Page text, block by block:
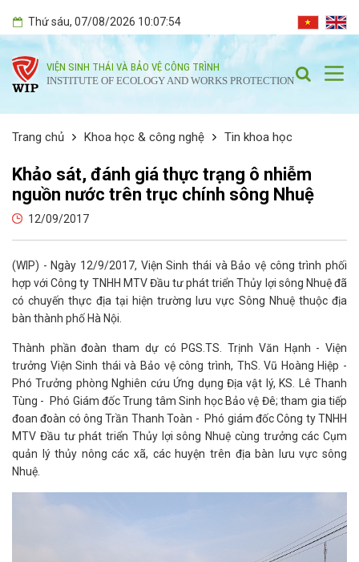
Thứ sáu, 07/08/2026 10:07:55
VIỆN SINH THÁI VÀ BẢO VỆ CÔNG TRÌNH
INSTITUTE OF ECOLOGY AND WORKS PROTECTION
Trang chủ Khoa học & công nghệ Tin khoa học
Khảo sát, đánh giá thực trạng ô nhiễm
nguồn nước trên trục chính sông Nhuệ
12/09/2017
(WIP) - Ngày 12/9/2017, Viện Sinh thái và Bảo vệ công trình phối
hợp với Công ty TNHH MTV Đầu tư phát triển Thủy lợi sông Nhuệ đã
có chuyến thực địa tại hiện trường lưu vực Sông Nhuệ thuộc địa
bàn thành phố Hà Nội.
Thành phần đoàn tham dự có PGS.TS. Trịnh Văn Hạnh - Viện
trưởng Viện Sinh thái và Bảo vệ công trình, ThS. Vũ Hoàng Hiệp -
Phó Trưởng phòng Nghiên cứu Ứng dụng Địa vật lý, KS. Lê Thanh
Tùng - Phó Giám đốc Trung tâm Sinh học Bảo vệ Đê; tham gia tiếp
đoan đoàn có ông Trần Thanh Toàn - Phó giám đốc Công ty TNHH
MTV Đầu tư phát triển Thủy lợi sông Nhuệ cùng trưởng các Cụm
quản lý thủy nông các xã, các huyện trên địa bàn lưu vực sông
Nhuệ.